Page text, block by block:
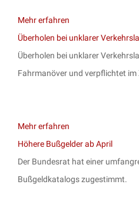
Mehr erfahren
Überholen bei unklarer
Überholen bei unklarer
Fahrmanöver und verpflichtet
Mehr erfahren
Höhere Bußgelder ab April
Der Bundesrat hat einer
Bußgeldkatalogs zugestimmt.